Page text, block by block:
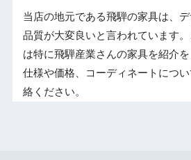
当店の地元である飛騨の家具は、
品質が大変良いと言われています
は特に飛騨産業さんの家具を紹介
仕様や価格、コーディネートにつ
絡ください。